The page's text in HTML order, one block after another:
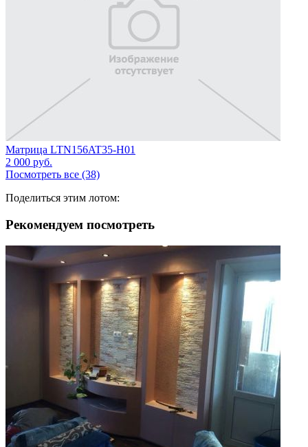
Матрица LTN156AT35-H01
2 000 руб.
Посмотреть все (38)
Поделиться этим лотом:
Рекомендуем посмотреть